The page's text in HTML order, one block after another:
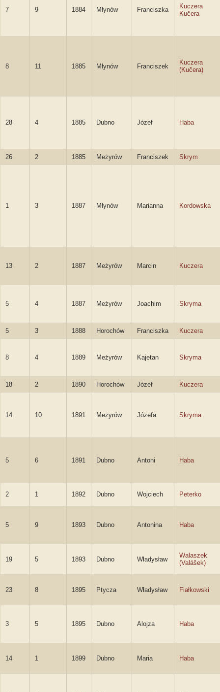
7 9 1884 Młynów Franciszka
Kuczera
Kučera
8 11 1885 Młynów Franciszek
Kuczera
(Kučera)
28 4 1885 Dubno Józef Haba
26 2 1885 Meżyrów Franciszek Skrym
1 3 1887 Młynów Marianna Kordowska
13 2 1887 Meżyrów Marcin Kuczera
5 4 1887 Meżyrów Joachim Skryma
5 3 1888 Horochów Franciszka Kuczera
8 4 1889 Meżyrów Kajetan Skryma
18 2 1890 Horochów Józef Kuczera
14 10 1891 Meżyrów Józefa Skryma
5 6 1891 Dubno Antoni Haba
2 1 1892 Dubno Wojciech Peterko
5 9 1893 Dubno Antonina Haba
19 5 1893 Dubno Władysław
Walaszek
(Valášek)
23 8 1895 Ptycza Władysław Fiałkowski
3 5 1895 Dubno Alojza Haba
14 1 1899 Dubno Maria Haba